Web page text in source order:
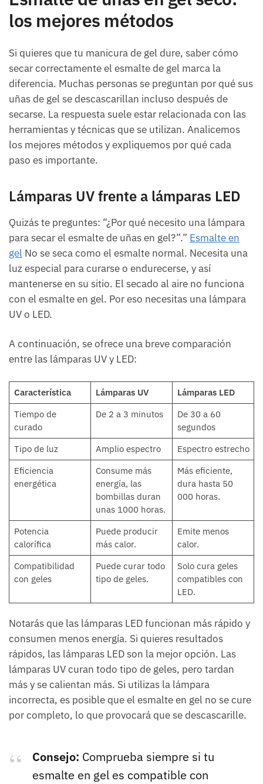
los mejores métodos
Si quieres que tu manicura de gel dure, saber cómo
secar correctamente el esmalte de gel marca la
diferencia. Muchas personas se preguntan por qué sus
uñas de gel se descascarillan incluso después de
secarse. La respuesta suele estar relacionada con las
herramientas y técnicas que se utilizan. Analicemos
los mejores métodos y expliquemos por qué cada
paso es importante.
Lámparas UV frente a lámparas LED
Quizás te preguntes: “¿Por qué necesito una lámpara
para secar el esmalte de uñas en gel?”.” Esmalte en
gel No se seca como el esmalte normal. Necesita una
luz especial para curarse o endurecerse, y así
mantenerse en su sitio. El secado al aire no funciona
con el esmalte en gel. Por eso necesitas una lámpara
UV o LED.
A continuación, se ofrece una breve comparación
entre las lámparas UV y LED:
Característica Lámparas UV
Lámparas LED
Tiempo de
curado
De 2 a 3 minutos
De 30 a 60
segundos
Tipo de luz
Amplio espectro
Espectro estrecho
Eficiencia
energética
Consume más
energía, las
bombillas duran
unas 1000 horas.
Más eficiente,
dura hasta 50
000 horas.
Potencia
calorífica
Puede producir
más calor.
Emite menos
calor.
Compatibilidad
con geles
Puede curar todo
tipo de geles.
Solo cura geles
compatibles con
LED.
Notarás que las lámparas LED funcionan más rápido y
consumen menos energía. Si quieres resultados
rápidos, las lámparas LED son la mejor opción. Las
lámparas UV curan todo tipo de geles, pero tardan
más y se calientan más. Si utilizas la lámpara
incorrecta, es posible que el esmalte en gel no se cure
por completo, lo que provocará que se descascarille.
Consejo: Comprueba siempre si tu
esmalte en gel es compatible con